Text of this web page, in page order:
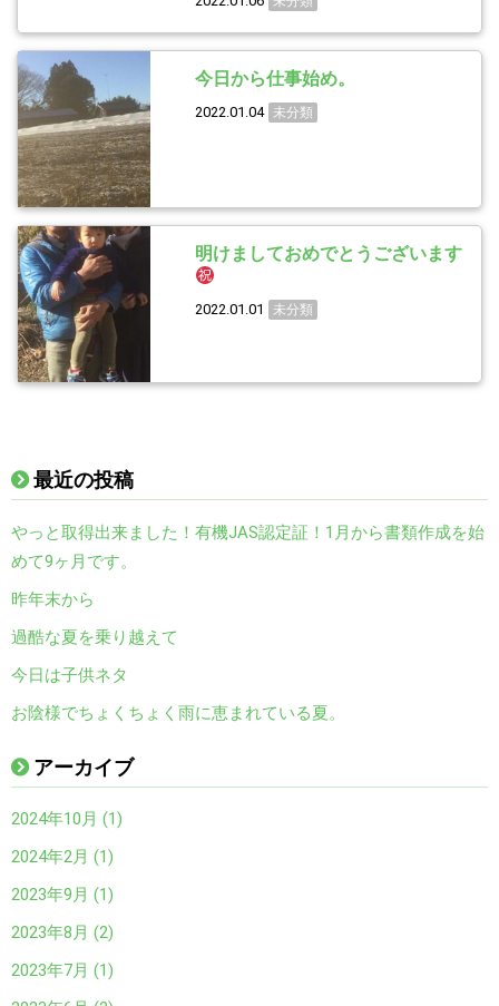
今日から仕事始め。
2022.01.04 未分類
明けましておめでとうございます
2022.01.01 未分類
最近の投稿
やっと取得出来ました！有機JAS認定証！1月から書類作成を始
めて9ヶ月です。
昨年末から
過酷な夏を乗り越えて
今日は子供ネタ
お陰様でちょくちょく雨に恵まれている夏。
アーカイブ
2024年10月 (1)
2024年2月 (1)
2023年9月 (1)
2023年8月 (2)
2023年7月 (1)